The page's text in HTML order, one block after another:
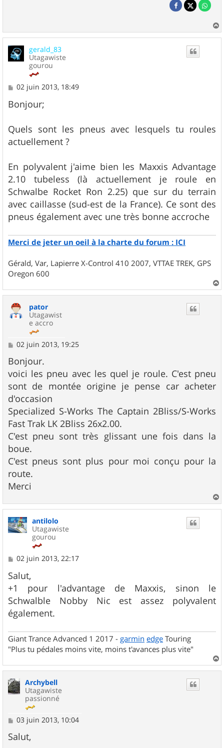
a
gerald_83
Utagawiste
gourou
M
s
s
g
e
02 juin 2013, 18:49
Bonjour;
Quels sont les pneus avec lesquels tu roules
actuellement ?
En polyvalent j'aime bien les Maxxis Advantage
2.10 tubeless (là actuellement je roule en
Schwalbe Rocket Ron 2.25) que sur du terrain
avec caillasse (sud-est de la France). Ce sont des
pneus également avec une très bonne accroche
Merci de jeter un oeil à la charte du forum : ICI
Gérald, Var, Lapierre X-Control 410 2007, VTTAE TREK, GPS
Oregon 600
a
pator
Utagawist
e accro
M
s
s
a
g
e
02 juin 2013, 19:25
Bonjour.
voici les pneu avec les quel je roule. C'est pneu
sont de montée origine je pense car acheter
d'occasion
Specialized S-Works The Captain 2Bliss/S-Works
Fast Trak LK 2Bliss 26x2.00.
C'est pneu sont très glissant une fois dans la
boue.
C'est pneus sont plus pour moi conçu pour la
route.
Merci
a
antilolo
Utagawiste
gourou
M
s
s
a
g
e
02 juin 2013, 22:17
Salut,
+1 pour l'advantage de Maxxis, sinon le
Schwalble Nobby Nic est assez polyvalent
également.
Giant Trance Advanced 1 2017 - garmin edge Touring
"Plus tu pédales moins vite, moins t'avances plus vite"
a
Archybell
Utagawiste
passionné
M
s
s
03 juin 2013, 10:04
Salut,